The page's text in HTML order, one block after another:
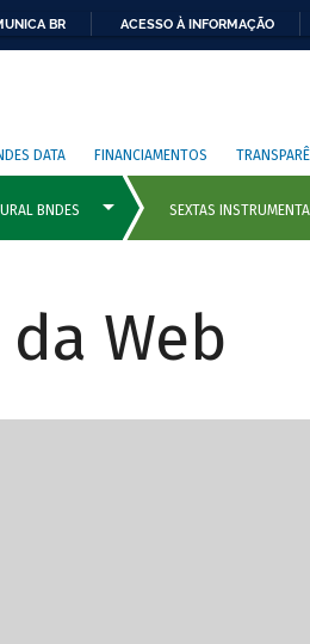
BR ACESSO À INFORMAÇÃO
DATA FINANCIAMENTOS
Web